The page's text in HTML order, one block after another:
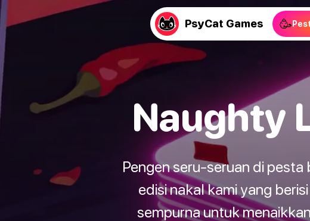
PsyCat Games 🥳
Naughty
Pengen seru-seruan di
edisi nakal kami yang
sempurna untuk